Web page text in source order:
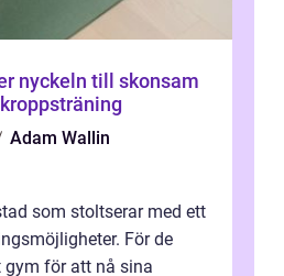
Adam Wallin
som stoltserar med ett
För de
gym för att nå sina